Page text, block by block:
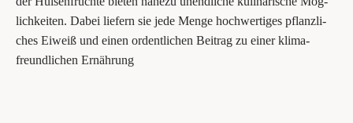
lich­kei­ten. Dabei lie­fern sie jede Men­ge hoch­wer­ti­ges pflanz­li­
ches Eiweiß und einen ordent­li­chen Bei­trag zu einer kli­ma­
freund­li­chen Ernährung